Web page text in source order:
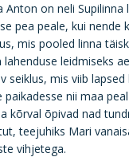
Anton on neli
pea peale, kui nende
mis pooled linna
leidmiseks
seiklus, mis viib lapsed
nii maa
kõrval õpivad nad
teejuhiks Mari
vihjetega.